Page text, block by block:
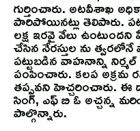
గుర్తించారు. అటవీశాఖ
పారిపోయినట్లు తెలిపారు.
లక్ష ఇరవై వేలు
చేసిన నేరస్తుల ను
పట్టుబడిన వాహనాన్ని
పంపించారు. కలప అక్రమ
తప్పవని హెచ్చరించారు.
సింగ్, ఎఫ్ బి ఓ అచ్చన్న
పాల్గొన్నారు.